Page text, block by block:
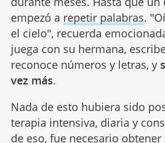
empezó a repetir palabras.
el cielo", recuerda
juega con su hermana,
reconoce números y letras, y
vez más.
Nada de esto hubiera sido
terapia intensiva, diaria y
de eso, fue necesario